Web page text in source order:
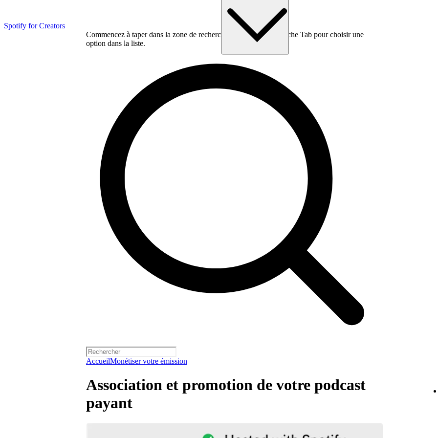
Spotify for Creators
Commencez à taper dans la zone de recherche, puis utilisez la touche Tab pour choisir une
option dans la liste.
AccueilMonétiser votre émission
Association et promotion de votre podcast
payant